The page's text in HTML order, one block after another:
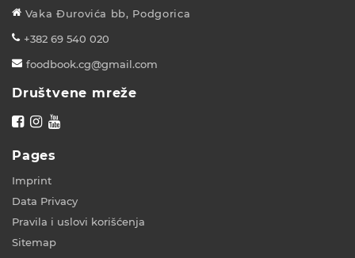
Vaka Đurovića bb, Podgorica
+382 69 540 020
foodbook.cg@gmail.com
Društvene mreže
Pages
Imprint
Data Privacy
Pravila i uslovi korišćenja
Sitemap